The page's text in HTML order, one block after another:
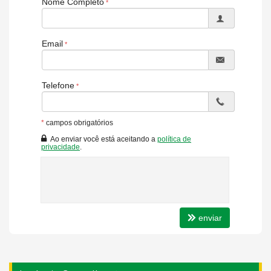
comar condicionado🥶.
Ambientes Integrados:
Cozinha e sala integradas 🍴,
Banheiros:Conta com banheiro social 🚿 e banheiro de
Desfrute daregião de altíssima valorização
Camboriú, com tudo o que você precisa a poucos passos:
Proximidade da Praia:
Email
Telefone
* campos obrigatórios
Ao enviar você está aceitando a política de
privacidade
enviar